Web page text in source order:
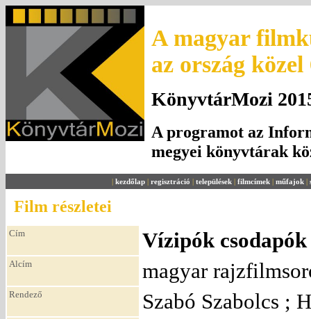
A magyar
az ország
KönyvtárMozi
A programot az
megyei könyvtárak
| kezdőlap | regisztráció | települések | filmcímek | műfajok |
Film részletei
Cím Vízipók
Alcím magyar
Rendező Szabó Szabolcs ;